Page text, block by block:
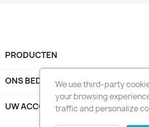
PRODUCTEN
ONS BEDRIJF
UW ACCOUNT
We use third-party
your browsing
traffic and personalize